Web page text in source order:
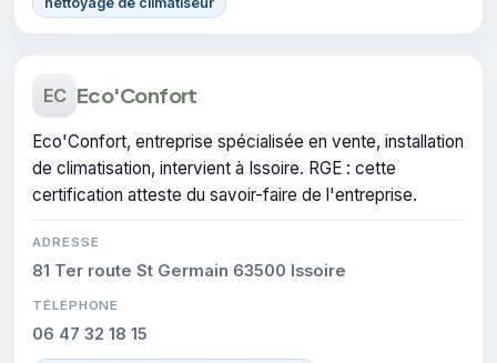
EC Eco'Confort
Eco'Confort, entreprise spécialisée en vente, installation
de climatisation, intervient à Issoire. RGE : cette
certification atteste du savoir-faire de l'entreprise.
ADRESSE
81 Ter route St Germain 63500 Issoire
TÉLÉPHONE
06 47 32 18 15